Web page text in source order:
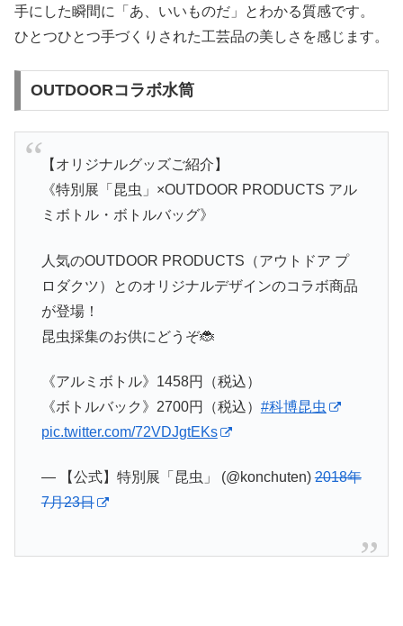
手にした瞬間に「あ、いいものだ」とわかる質感です。
ひとつひとつ手づくりされた工芸品の美しさを感じます。
OUTDOORコラボ水筒
【オリジナルグッズご紹介】
《特別展「昆虫」×OUTDOOR PRODUCTS アル
ミボトル・ボトルバッグ》
人気のOUTDOOR PRODUCTS（アウトドア プ
ロダクツ）とのオリジナルデザインのコラボ商品
が登場！
昆虫採集のお供にどうぞ🐞
《アルミボトル》1458円（税込）
《ボトルバック》2700円（税込） #科博昆虫
pic.twitter.com/72VDJgtEKs
— 【公式】特別展「昆虫」 (@konchuten)2018年
7月23日